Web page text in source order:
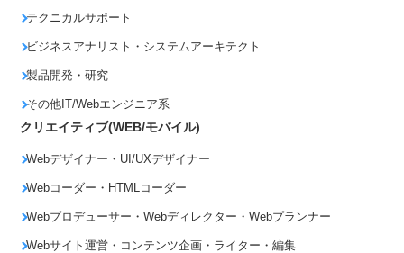
テクニカルサポート
ビジネスアナリスト・システムアーキテクト
製品開発・研究
その他IT/Webエンジニア系
クリエイティブ(WEB/モバイル)
Webデザイナー・UI/UXデザイナー
Webコーダー・HTMLコーダー
Webプロデューサー・Webディレクター・Webプランナー
Webサイト運営・コンテンツ企画・ライター・編集